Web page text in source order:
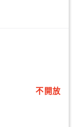
不開放